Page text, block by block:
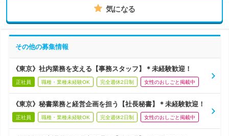
気になる
その他の募集情報
《東京》社内業務を支える【事務スタッフ】＊未経験歓迎！
正社員 職種・業種未経験OK 完全週休2日制 女性のおしごと掲載中
《東京》秘書業務と経営企画を担う【社長秘書】＊未経験歓迎！
正社員 職種・業種未経験OK 完全週休2日制 女性のおしごと掲載中